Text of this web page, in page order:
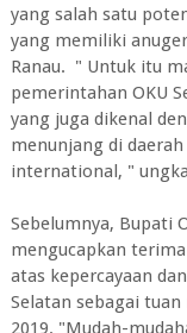
yang salah satu
yang memiliki
Ranau. " Untuk itu
pemerintahan OKU
yang juga dikenal
menunjang di
international, "
Sebelumnya, Bupati
mengucapkan
atas kepercayaan
Selatan sebagai tuan
2019. "Mudah-